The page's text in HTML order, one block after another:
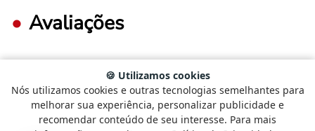
Avaliações
FAÇA LOGIN PARA ESCREVER UMA AVALIAÇÃO.
🍪 Utilizamos cookies
Nós utilizamos cookies e outras tecnologias semelhantes para
melhorar sua experiência, personalizar publicidade e
recomendar conteúdo de seu interesse. Para mais
Como está sendo sua experiência?
Selecione
uma
opção